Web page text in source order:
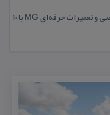
تعمیرگاه ام جی در مشهد | عیب‌یابی تخصصی و تعمیرات حرفه‌ای MG با ۱۰